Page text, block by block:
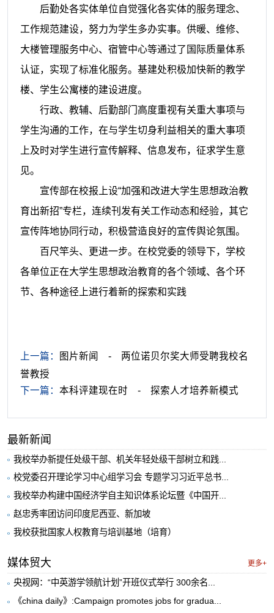
后勤处各实体单位自觉强化各实体的服务理念、
工作规范建设，努力为学生多办实事。供暖、维修、
大楼管理服务中心、宿管中心等通过了国际质量体系
认证，实现了标准化服务。基建处积极加快新的教学
楼、学生公寓楼的建设进度。
行政、教辅、后勤部门高度重视有关重大事项与
学生沟通的工作，在与学生切身利益相关的重大事项
上及时对学生进行宣传解释、信息发布，征求学生意
见。
宣传部在校报上设“加强和改进大学生思想政治教
育出新招”专栏，连续刊发有关工作动态和经验，其它
宣传阵地协同行动，积极营造良好的宣传舆论氛围。
百尺竿头、更进一步。在校党委的领导下，学校
各单位正在大学生思想政治教育的各个领域、各个环
节、各种途径上进行着新的探索和实践
上一篇：
图片新闻 - 两位诺贝尔奖大师受聘我校名
誉教授
下一篇： 本科评建现在时 - 探索人才培养新模式
最新新闻
我校举办新提任处级干部、机关年轻处级干部树立和践...
校党委召开理论学习中心组学习会 专题学习习近平总书...
我校举办构建中国经济学自主知识体系论坛暨《中国开...
赵忠秀率团访问印度尼西亚、新加坡
我校获批国家人权教育与培训基地（培育）
媒体贸大 更多+
央视网：“中英游学领航计划”开班仪式举行 300余名...
《china daily》:Campaign promotes jobs for gradua...